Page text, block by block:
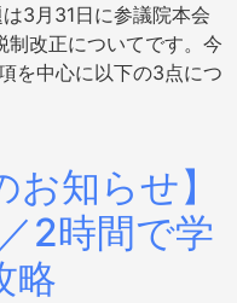
3月31日に参議院本会
改正についてです。今
を中心に以下の3点につ
お知らせ】
2時間で学
略